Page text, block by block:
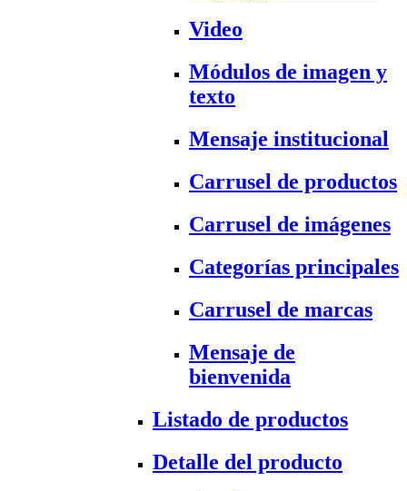
Video
Módulos de imagen y
texto
Mensaje institucional
Carrusel de productos
Carrusel de imágenes
Categorías principales
Carrusel de marcas
Mensaje de
bienvenida
Listado de productos
Detalle del producto